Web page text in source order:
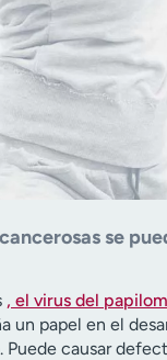
se
, el virus del
un papel en el
causar